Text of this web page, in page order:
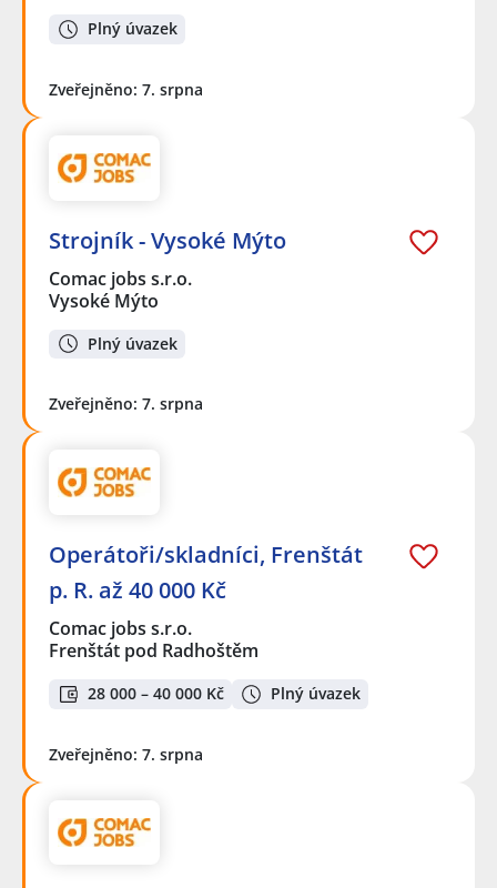
Plný úvazek
Zveřejněno: 7. srpna
Strojník - Vysoké Mýto
Comac jobs s.r.o.
Vysoké Mýto
Plný úvazek
Zveřejněno: 7. srpna
Operátoři/skladníci, Frenštát
p. R. až 40 000 Kč
Comac jobs s.r.o.
Frenštát pod Radhoštěm
28 000 – 40 000 Kč Plný úvazek
Zveřejněno: 7. srpna